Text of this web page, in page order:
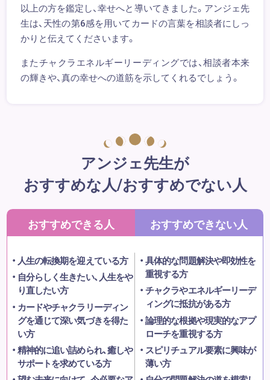
以上の方を鑑定し、幸せへと導いてきました。アンジェ先
生は、天性の第6感を用いてカードの言葉を相談者にしっ
かりと伝えてくださいます。
またチャクラエネルギーリーディングでは、相談者本来
の輝きや、真の幸せへの道筋を示してくれるでしょう。
アンジェ先生が
おすすめな人/おすすめでない人
おすすめできる人
人生の転換期を迎えている方
自分らしく生きたい、人生をや
り直したい方
カードやチャクラリーディン
グを通じて深い気づきを得た
い方
精神的に追い詰められ、癒しや
サポートを求めている方
おすすめできない人
具体的な問題解決や即効性を
重視する方
チャクラやエネルギーリーデ
ィングに抵抗がある方
論理的な根拠や現実的なアプ
ローチを重視する方
スピリチュアル要素に興味が
薄い方